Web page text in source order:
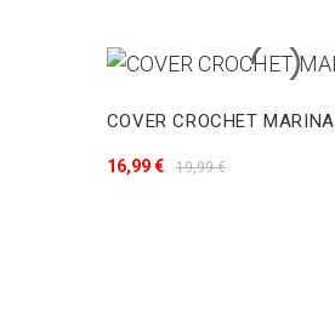
COVER CROCHET MARINA
19,99 €
16,99 €